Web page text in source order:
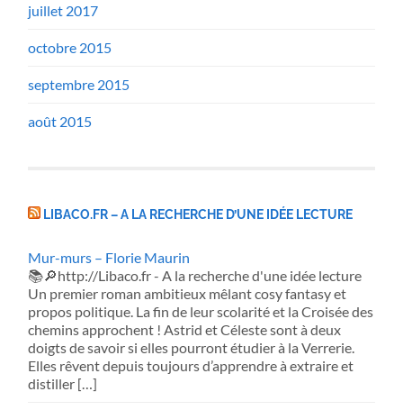
juillet 2017
octobre 2015
septembre 2015
août 2015
LIBACO.FR – A LA RECHERCHE D’UNE IDÉE LECTURE
Mur-murs – Florie Maurin
📚🔎http://Libaco.fr - A la recherche d'une idée lecture
Un premier roman ambitieux mêlant cosy fantasy et
propos politique. La fin de leur scolarité et la Croisée des
chemins approchent ! Astrid et Céleste sont à deux
doigts de savoir si elles pourront étudier à la Verrerie.
Elles rêvent depuis toujours d’apprendre à extraire et
distiller […]